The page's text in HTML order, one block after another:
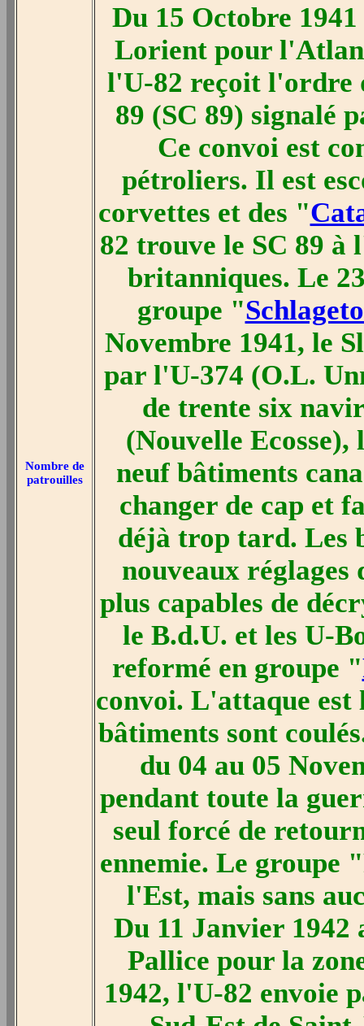
Nombre de
patrouilles
Du 15 Octobre
Lorient pour
l'U-82 reçoit l'ordre
89 (SC 89) signalé
Ce convoi est
pétroliers. Il est
corvettes et des "
82 trouve le SC 89 à
britanniques. Le
groupe "
Novembre 1941, le
par l'U-374 (O.L.
de trente six
(Nouvelle Ecosse),
neuf bâtiments
changer de cap et
déjà trop tard. Les
nouveaux réglages
plus capables de
le B.d.U. et les U-
reformé en groupe "
convoi. L'attaque est
bâtiments sont
du 04 au 05
pendant toute la
seul forcé de
ennemie. Le groupe
l'Est, mais sans
Du 11 Janvier 1942
Pallice pour la
1942, l'U-82 envoie